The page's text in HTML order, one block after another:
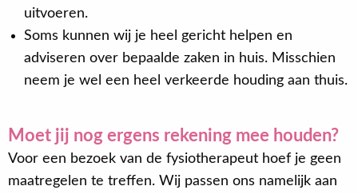
uitvoeren.
Soms kunnen wij je heel gericht helpen en
adviseren over bepaalde zaken in huis. Misschien
neem je wel een heel verkeerde houding aan thuis.
Moet jij nog ergens rekening mee houden?
Voor een bezoek van de fysiotherapeut hoef je geen
maatregelen te treffen. Wij passen ons namelijk aan